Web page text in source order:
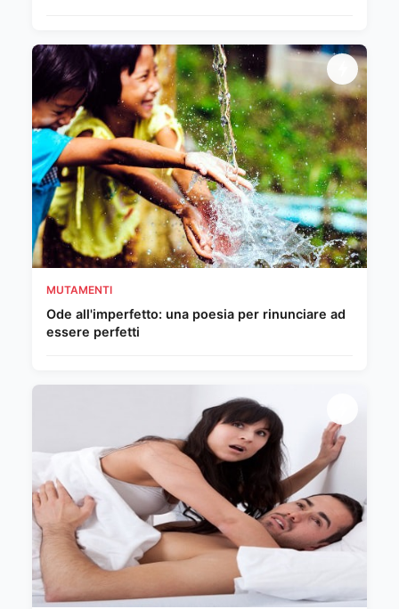
MUTAMENTI
Ode all'imperfetto: una poesia per rinunciare ad
essere perfetti